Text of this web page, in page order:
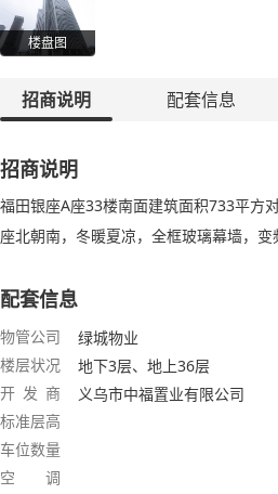
楼盘图
招商说明 配套信息
招商说明
福田银座A座33楼南面建筑面积733平方
座北朝南，冬暖夏凉，全框玻璃幕墙，
配套信息
物管公司 绿城物业
楼层状况
地下3层、地上36层
开 发 商
义乌市中福置业有限公司
标准层高
车位数量
空 调